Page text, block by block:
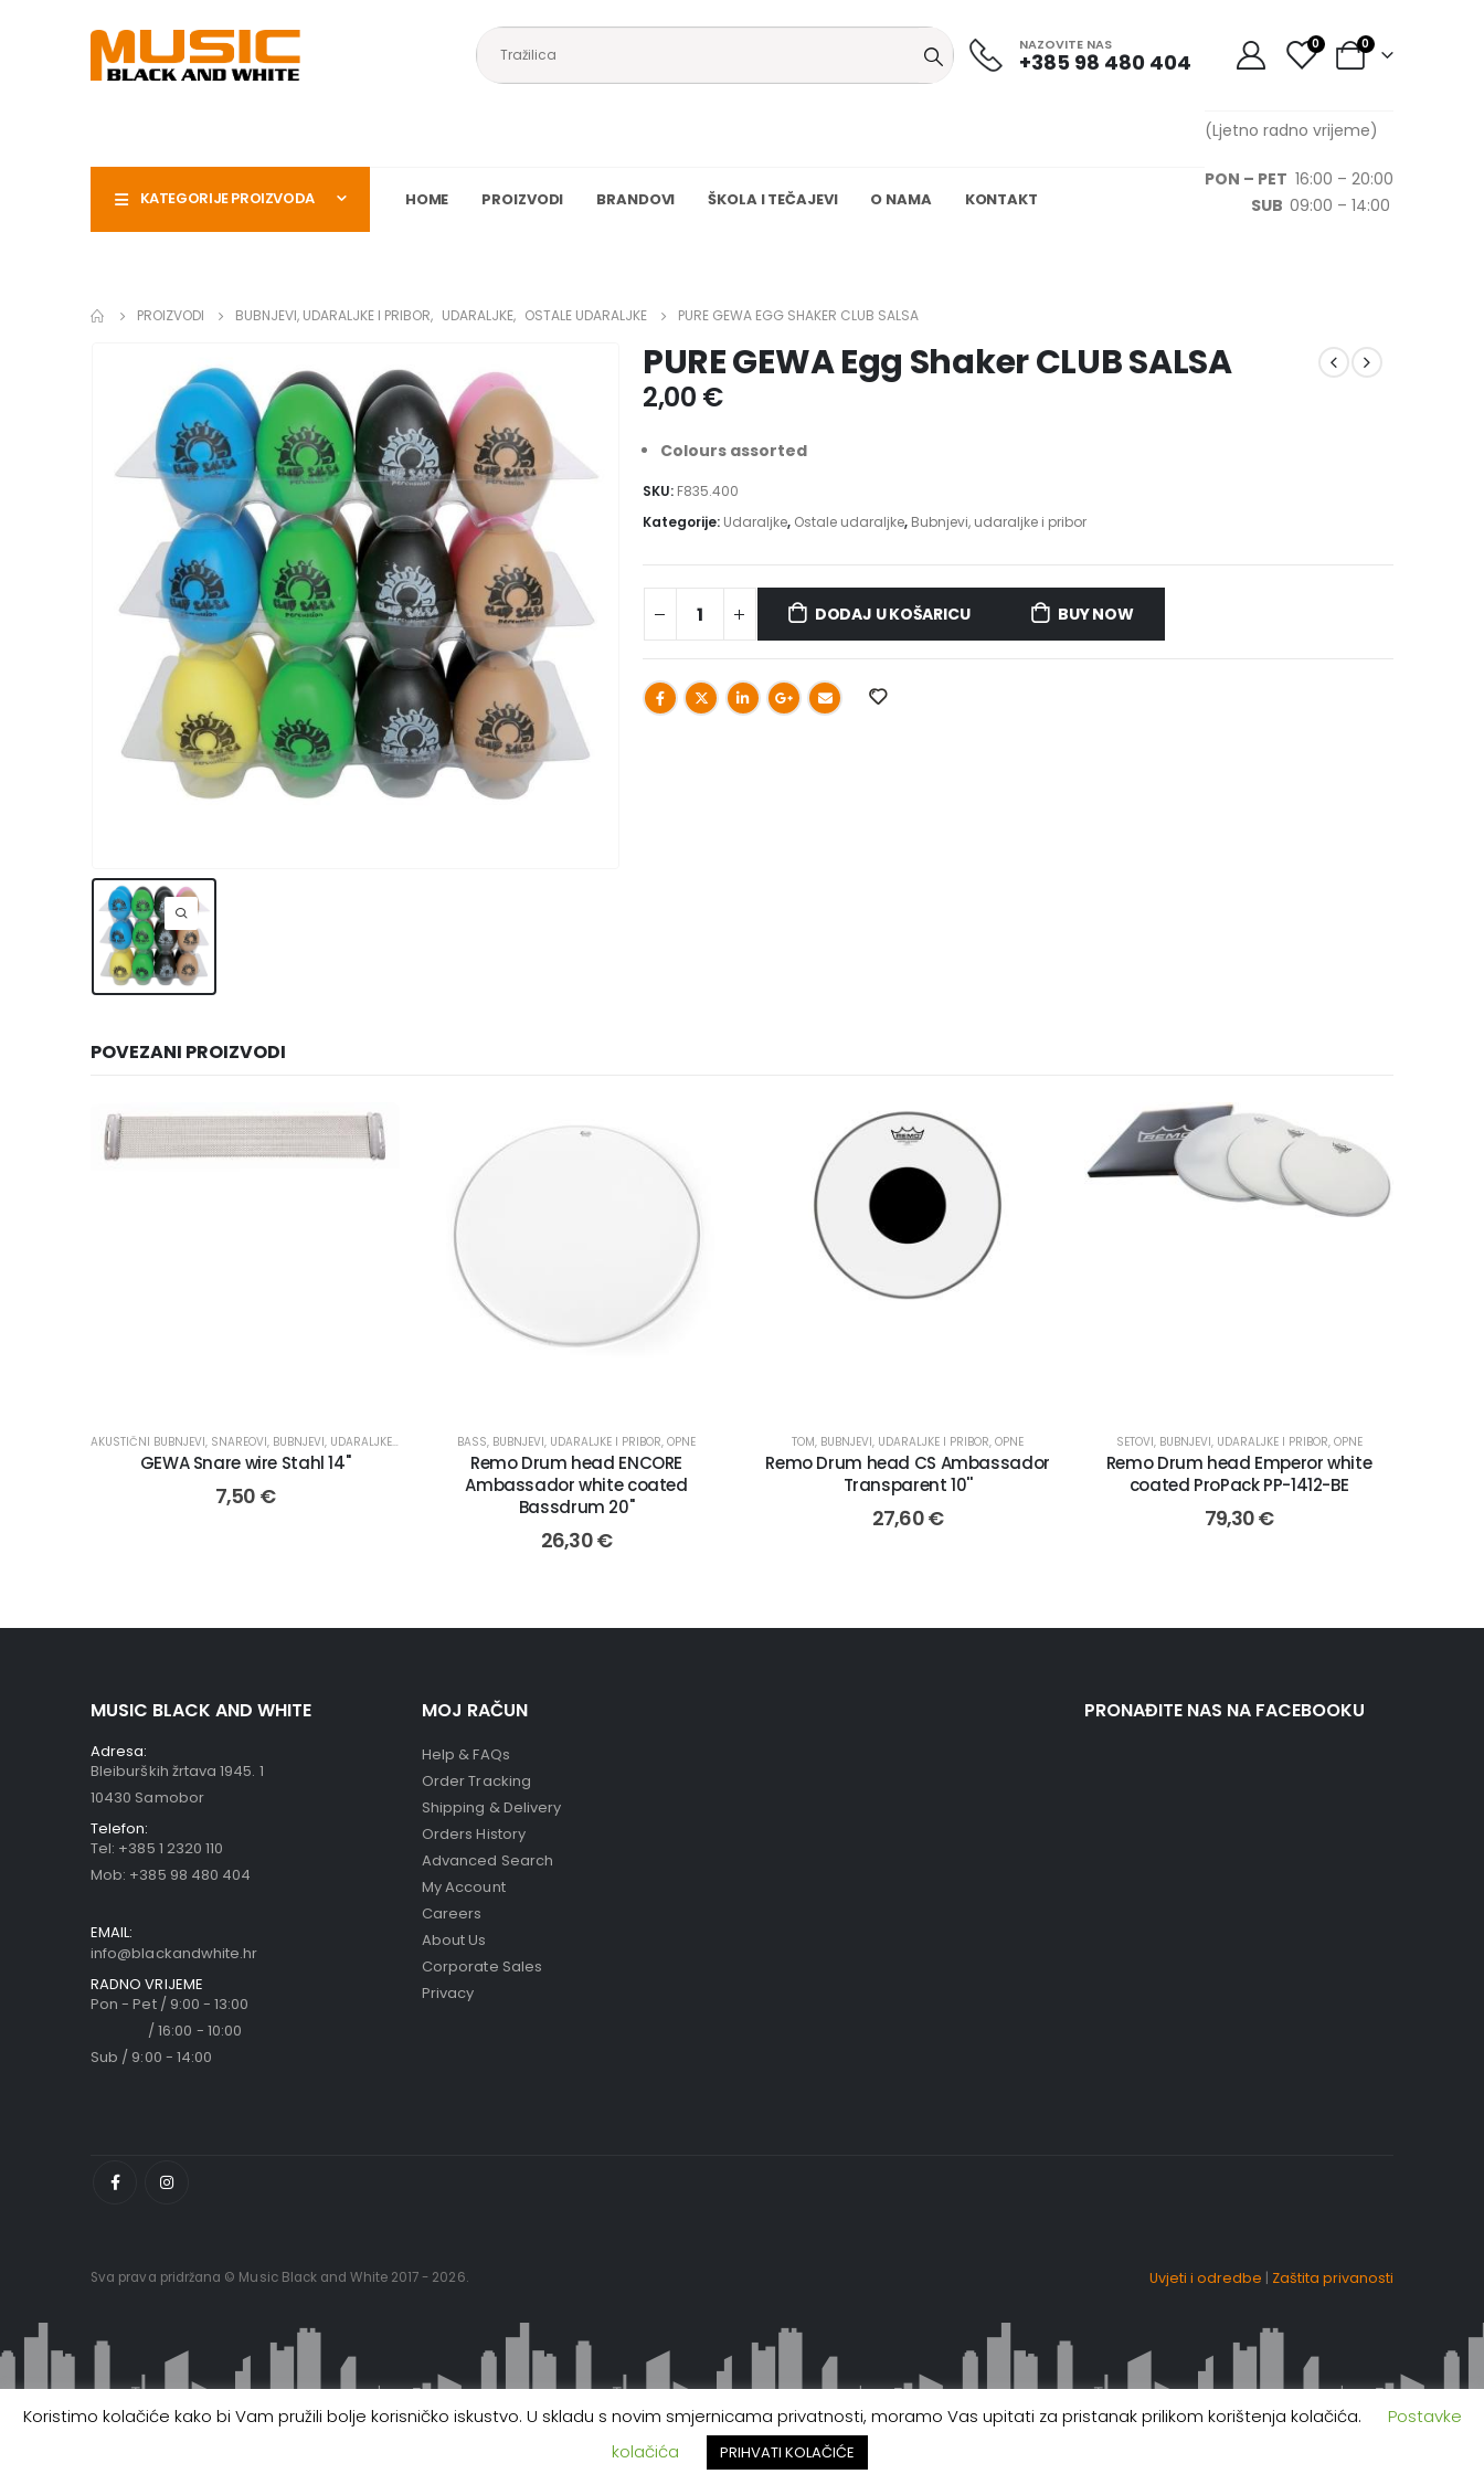
NAZOVITE NAS
+385 98 480 404
0 0
KATEGORIJE PROIZVODA HOME PROIZVODI BRANDOVI ŠKOLA I TEČAJEVI O NAMA KONTAKT
(Ljetno radno vrijeme)
PON – PET 16:00 – 20:00
SUB 09:00 – 14:00
PROIZVODI BUBNJEVI, UDARALJKE I PRIBOR, UDARALJKE, OSTALE UDARALJKE PURE GEWA EGG SHAKER CLUB SALSA
PURE GEWA Egg Shaker CLUB SALSA
2,00 €
Colours assorted
SKU: F835.400
Kategorije: Udaraljke, Ostale udaraljke, Bubnjevi, udaraljke i pribor
DODAJ U KOŠARICU BUY NOW
POVEZANI PROIZVODI
AKUSTIČNI BUBNJEVI, SNAREOVI, BUBNJEVI, UDARALJKE I PRIBOR
GEWA Snare wire Stahl 14"
7,50 €
BASS, BUBNJEVI, UDARALJKE I PRIBOR, OPNE
Remo Drum head ENCORE
Ambassador white coated
Bassdrum 20"
26,30€
TOM, BUBNJEVI, UDARALJKE I PRIBOR, OPNE
Remo Drum head CS Ambassador
Transparent 10''
27,60€
SETOVI, BUBNJEVI, UDARALJKE I PRIBOR, OPNE
Remo Drum head Emperor white
coated ProPack PP-1412-BE
79,30€
MUSIC BLACK AND WHITE
Adresa:
Bleiburških žrtava 1945. 1
10430 Samobor
Telefon:
Tel: +385 1 2320 110
Mob: +385 98 480 404
EMAIL:
info@blackandwhite.hr
RADNO VRIJEME
Pon - Pet / 9:00 - 13:00
/ 16:00 - 10:00
Sub / 9:00 - 14:00
MOJ RAČUN
Help & FAQs
Order Tracking
Shipping & Delivery
Orders History
Advanced Search
My Account
Careers
About Us
Corporate Sales
Privacy
PRONAĐITE NAS NA FACEBOOKU
Sva prava pridržana © Music Black and White 2017 - 2026. Uvjeti i odredbe | Zaštita privanosti
Koristimo kolačiće kako bi Vam pružili bolje korisničko iskustvo. U skladu s novim smjernicama privatnosti, moramo Vas upitati za pristanak prilikom korištenja kolačića.
Postavke
kolačića
PRIHVATI KOLAČIĆE